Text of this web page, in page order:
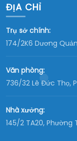
ĐỊA CHỈ
Trụ sở chính:
174/2K6 Dương
Văn phòng:
736/32 Lê Đức Thọ,
Nhà xưởng:
145/2 TA20, Phường